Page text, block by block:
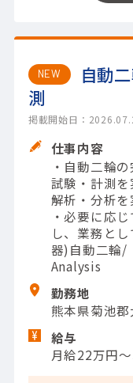
NEW
自動
測
掲載開始日：
仕事内容
・自動二輪
試験・計測
解析・分析
・必要に応
し、業務と
器)自動二輪/
Analysis
勤務地
熊本県菊池郡
給与
月給22万円